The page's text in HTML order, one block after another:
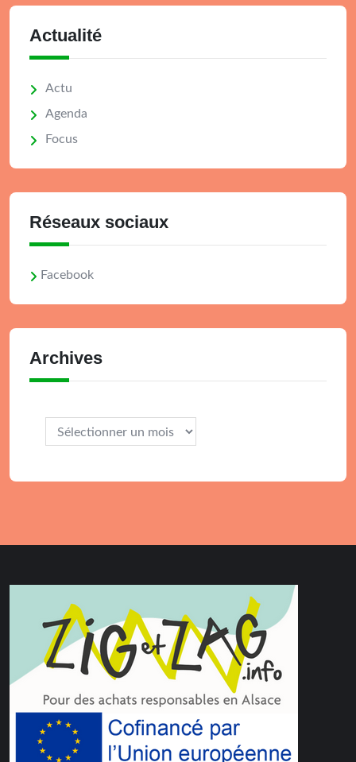
Actualité
Actu
Agenda
Focus
Réseaux sociaux
Facebook
Archives